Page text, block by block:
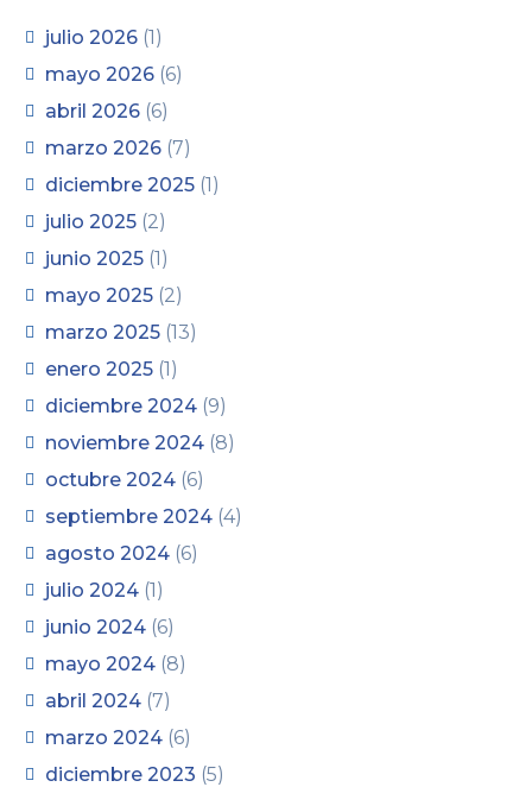
julio 2026 (1)
mayo 2026 (6)
abril 2026 (6)
marzo 2026 (7)
diciembre 2025 (1)
julio 2025 (2)
junio 2025 (1)
mayo 2025 (2)
marzo 2025 (13)
enero 2025 (1)
diciembre 2024 (9)
noviembre 2024 (8)
octubre 2024 (6)
septiembre 2024 (4)
agosto 2024 (6)
julio 2024 (1)
junio 2024 (6)
mayo 2024 (8)
abril 2024 (7)
marzo 2024 (6)
diciembre 2023 (5)